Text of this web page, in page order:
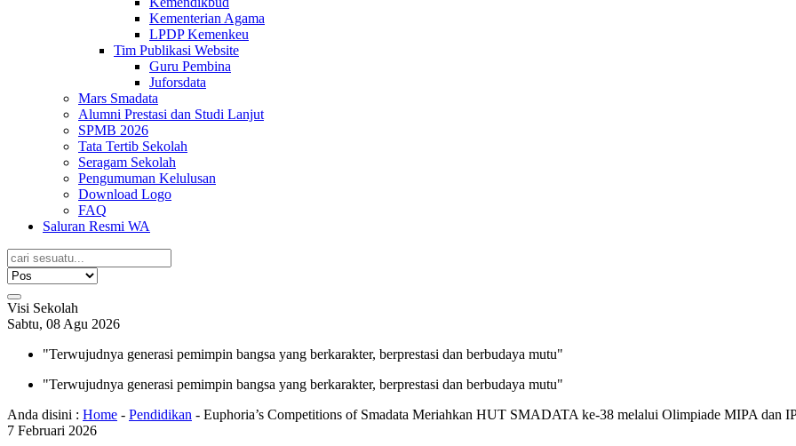
Kementerian Agama
LPDP Kemenkeu
Tim Publikasi Website
Guru Pembina
Juforsdata
Mars Smadata
Alumni Prestasi dan Studi Lanjut
SPMB 2026
Tata Tertib Sekolah
Seragam Sekolah
Pengumuman Kelulusan
Download Logo
FAQ
Saluran Resmi WA
Visi Sekolah
Sabtu, 08 Agu 2026
"Terwujudnya generasi pemimpin bangsa yang berkarakter, berprestasi dan berbudaya mutu"
"Terwujudnya generasi pemimpin bangsa yang berkarakter, berprestasi dan berbudaya mutu"
Anda disini : Home - Pendidikan - Euphoria’s Competitions of Smadata Meriahkan HUT SMADATA ke-38 melalui Olimpiade MIPA dan
7 Februari 2026